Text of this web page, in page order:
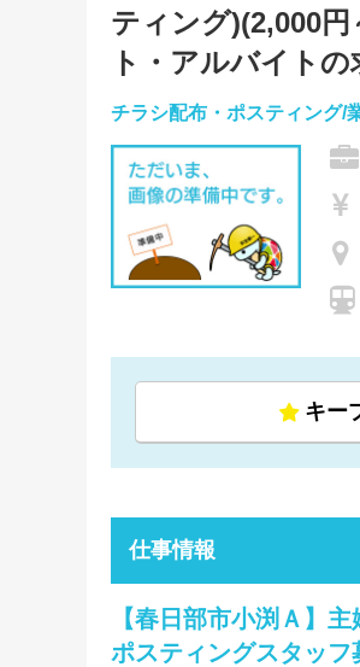
ティング)(2,000
ト・アルバイトの
チラシ配布・ポスティング/
キー
仕事情報
【春日部市小渕Ａ】
ポスティングスタッ